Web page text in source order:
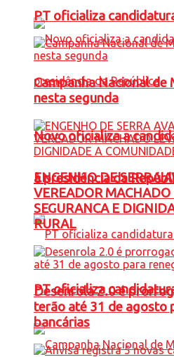
Novo oficializa a
à presidência da
PT oficializa
PT oficializa
Campanha Nacional de
nesta segunda
ENGENHO DE SERRA
VEREADOR MACHADO
SEGURANCA E
RURAL
Desenrola 2.0 é
terão até 31 de agosto
bancárias